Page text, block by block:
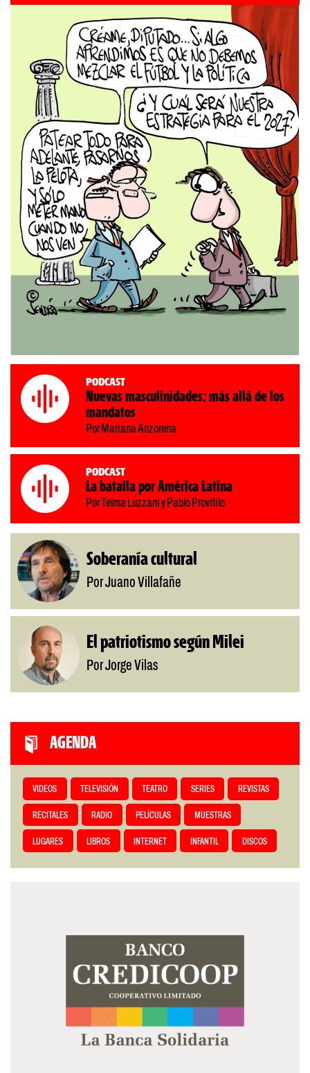
Podcast
Nuevas masculinidades: más allá de los
mandatos
Por Mariana Anzorena
Podcast
La batalla por América Latina
Por Telma Luzzani y Pablo Provitilo
Soberanía cultural
Por Juano Villafañe
El patriotismo según Milei
Por Jorge Vilas
AGENDA
VIDEOS TELEVISIÓN TEATRO SERIES REVISTAS
RECITALES RADIO PELÍCULAS MUESTRAS
LUGARES LIBROS INTERNET INFANTIL DISCOS